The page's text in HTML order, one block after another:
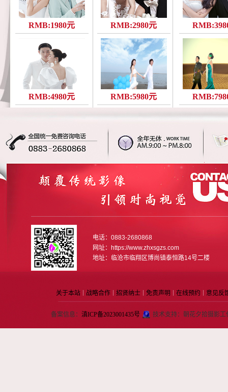
RMB:1980元 RMB:2980元
RMB:4980元 RMB:5980元
电话：0883-2680868
网址：https://www.zhxsgzs.com
地址：临沧市临翔区博尚镇泰恒路14号二楼
关于本站 战略合作 ｜招贤纳士 ｜免责声明 ｜在线预约 意见反
备案信息： 滇ICP备2023001435号 技术支持：朝花夕拾摄影工